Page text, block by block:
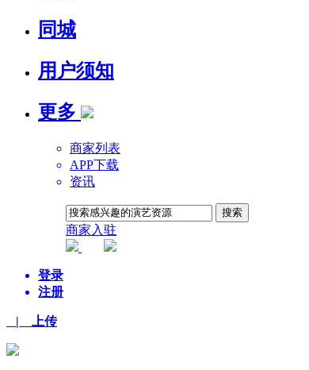
同城
用户须知
更多
商家列表
APP下载
资讯
商家入驻
登录
注册
| 上传